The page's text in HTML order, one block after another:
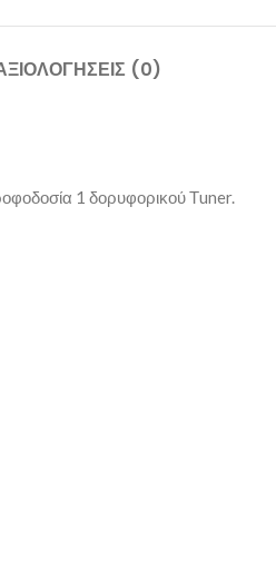
(0)
1 δορυφορικού Τuner.